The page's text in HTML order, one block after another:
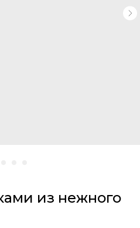
из нежного